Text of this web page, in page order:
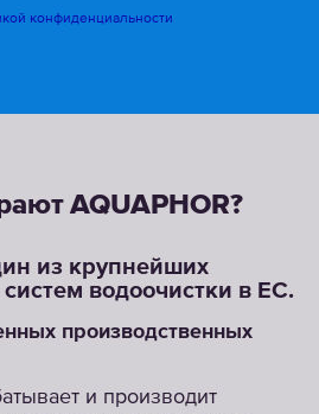
конфиденциальности
AQUAPHOR?
из крупнейших
водоочистки в ЕС.
производственных
и производит